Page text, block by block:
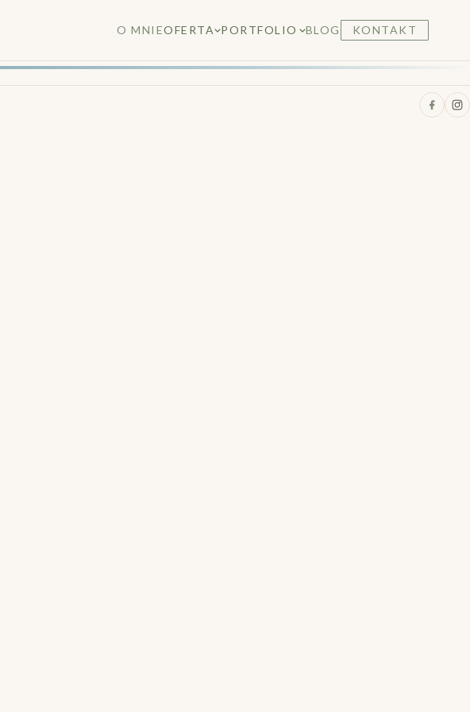
O MNIEOFERTA PORTFOLIO BLOG KONTAKT